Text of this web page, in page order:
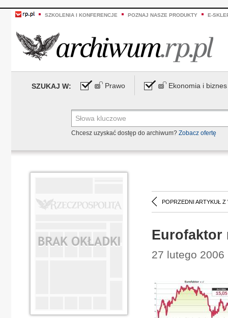
SZKOLENIA I KONFERENCJE POZNAJ NASZE PRODUKTY E-
SZUKAJ W: Prawo Ekonomia i biznes
Chcesz uzyskać dostęp do archiwum? Zobacz ofertę
POPRZEDNI ARTYKUŁ Z
Eurofaktor
27 lutego 2006